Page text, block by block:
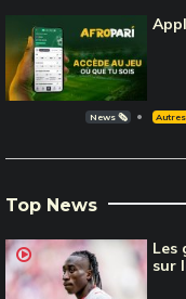
News 🗞️ Autres
Top News
Les
sur